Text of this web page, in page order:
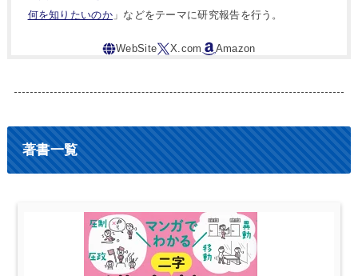
何を知りたいのか」などをテーマに研究報告を行う。
著書一覧